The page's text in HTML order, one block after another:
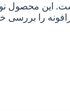
این محصول
را بررسی